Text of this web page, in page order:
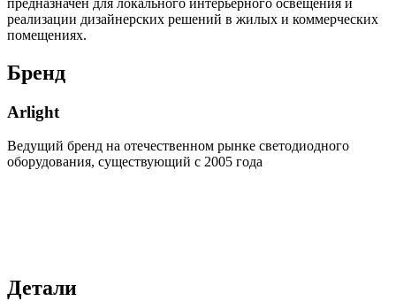
реализации дизайнерских решений в жилых и коммерческих
помещениях.
Бренд
Arlight
Ведущий бренд на отечественном рынке светодиодного
оборудования, существующий с 2005 года
Детали